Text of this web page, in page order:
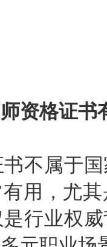
资格证书
不属于
用，尤
行业权